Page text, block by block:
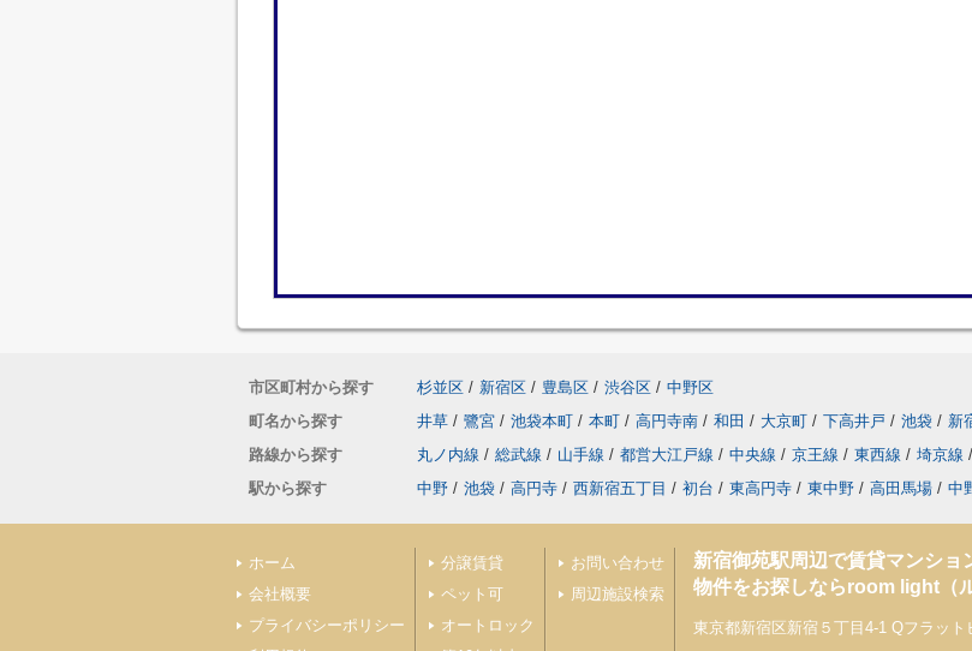
市区町村から探す 杉並区 / 新宿区 / 豊島区 / 渋谷区 / 中野区
町名から探す
井草 / 鷺宮 / 池袋本町 / 本町 / 高円寺南 / 和田 / 大京町 / 下高井戸 / 池袋 / 新
路線から探す
丸ノ内線 / 総武線 / 山手線 / 都営大江戸線 / 中央線 / 京王線 / 東西線 / 埼京線 /
駅から探す
中野 / 池袋 / 高円寺 / 西新宿五丁目 / 初台 / 東高円寺 / 東中野 / 高田馬場 / 中
ホーム
会社概要
プライバシーポリシー
分譲賃貸
ペット可
オートロック
お問い合わせ
周辺施設検索
新宿御苑駅周辺で賃貸マンショ
物件をお探しならroom light（
東京都新宿区新宿５丁目4-1 Qフラット